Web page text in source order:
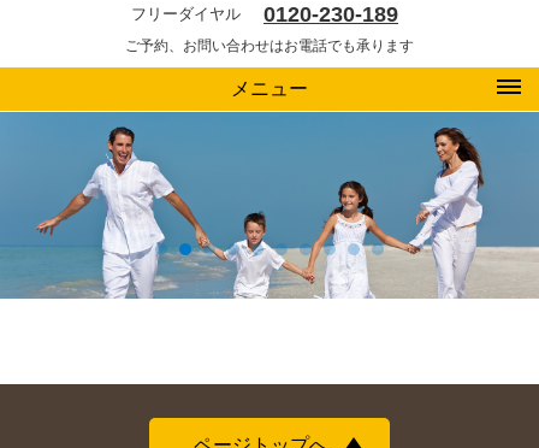
フリーダイヤル 0120-230-189
ご予約、お問い合わせはお電話でも承ります
メニュー